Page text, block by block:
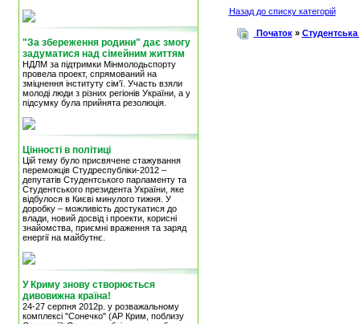
"За збереження родини" дає змогу
задуматися над сімейним життям
НДЛМ за підтримки Мінмолодьспорту
провела проект, спрямований на
зміцнення інституту сім'ї. Участь взяли
молоді люди з різних регіонів України, а у
підсумку була прийнята резолюція.
Цінності в політиці
Цій тему було присвячене стажування
переможців Студреспубліки-2012 –
депутатів Студентського парламенту та
Студентського президента України, яке
відбулося в Києві минулого тижня. У
доробку – можливість достукатися до
влади, новий досвід і проекти, корисні
знайомства, приємні враження та заряд
енергії на майбутнє.
У Криму знову створюється
дивовижна країна!
24-27 серпня 2012р. у розважальному
комплексі "Сонечко" (АР Крим, поблизу
Назад до списку категорій
Початок» Студентська